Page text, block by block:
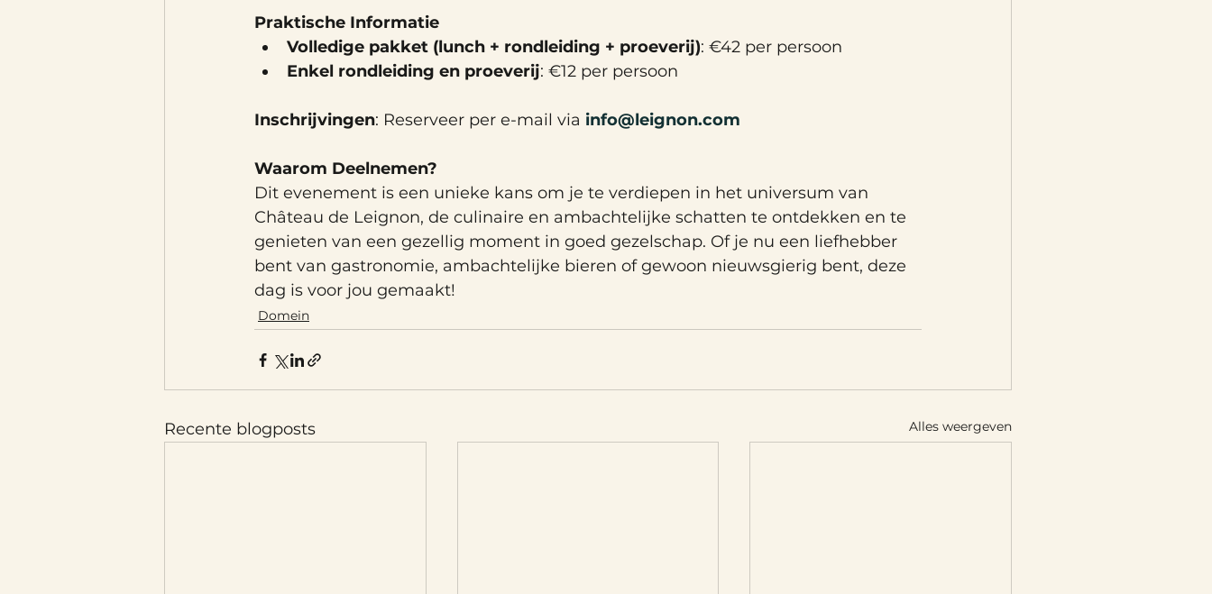
Praktische Informatie
Volledige pakket (lunch + rondleiding + proeverij): €42 per persoon
Enkel rondleiding en proeverij: €12 per persoon
Inschrijvingen: Reserveer per e-mail via info@leignon.com
Waarom Deelnemen?
Dit evenement is een unieke kans om je te verdiepen in het universum van
Château de Leignon, de culinaire en ambachtelijke schatten te ontdekken en te
genieten van een gezellig moment in goed gezelschap. Of je nu een liefhebber
bent van gastronomie, ambachtelijke bieren of gewoon nieuwsgierig bent, deze
dag is voor jou gemaakt!
Domein
Recente blogposts Alles weergeven